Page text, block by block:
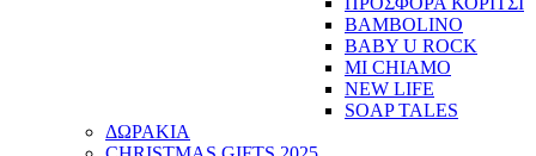
BAMBOLINO
BABY U ROCK
MI CHIAMO
NEW LIFE
SOAP TALES
ΔΩΡΑΚΙΑ